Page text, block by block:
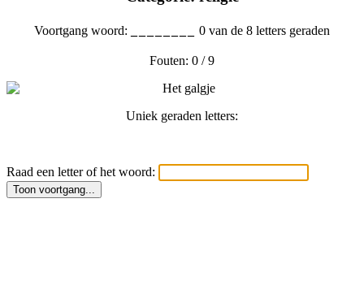
Voortgang woord: 0 van de 8 letters geraden
Fouten: 0 / 9
Uniek geraden letters:
Raad een letter of het woord:
Toon voortgang...